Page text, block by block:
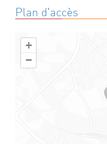
Plan d'accès
+
−